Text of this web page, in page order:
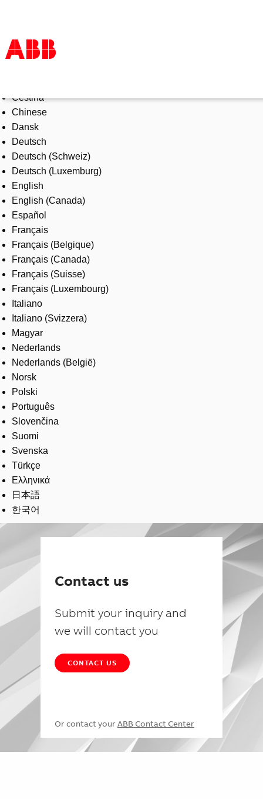
Products & Solutions
Industries
Services
About us
Where to buy
Contact us
Careers
Čeština
Chinese
Dansk
Deutsch
Deutsch (Schweiz)
Deutsch (Luxemburg)
English
English (Canada)
Español
Français
Français (Belgique)
Français (Canada)
Français (Suisse)
Français (Luxembourg)
Italiano
Italiano (Svizzera)
Magyar
Nederlands
Nederlands (België)
Norsk
Polski
Português
Slovenčina
Suomi
Svenska
Türkçe
Ελληνικά
日本語
한국어
Contact us
Submit your inquiry and
we will contact you
CONTACT US
Or contact your ABB Contact Center